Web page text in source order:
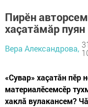
Пирӗн
хаçатăмăр пуян
Вера Александрова,
«Сувар» хаçатăн пӗр
материалӗсемсӗр
хаклă вулакансем?